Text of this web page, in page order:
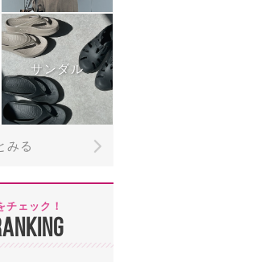
サンダル
みる
チェック！